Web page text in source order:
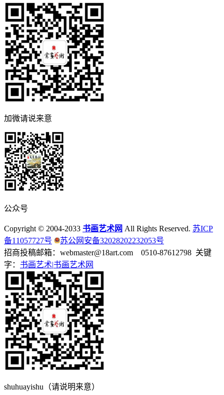
加微请说来意
公众号
Copyright © 2004-2033 书画艺术网 All Rights Reserved. 苏ICP
备11057727号
苏公网安备32028202232053号
招商投稿邮箱：webmaster@18art.com 0510-87612798 关键
字： 书画艺术|书画艺术网
shuhuayishu（请说明来意）